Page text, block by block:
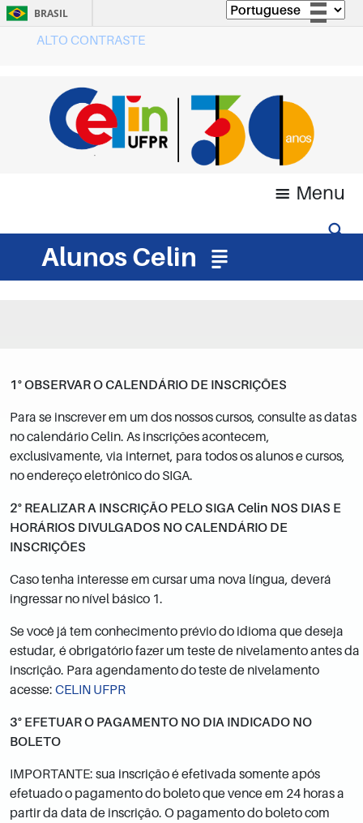
BRASIL
Acesso à informação
Legislação
Canais
ALTO CONTRASTE
Menu
Alunos Celin
1°OBSERVAR O CALENDÁRIO DE INSCRIÇÕES
Para se inscrever em um dos nossos cursos, consulte as datas
no calendário Celin. As inscrições acontecem,
exclusivamente, via internet, para todos os alunos e cursos,
no endereço eletrônico do SIGA.
2° REALIZAR A INSCRIÇÃO PELO SIGA Celin NOS DIAS E
HORÁRIOS DIVULGADOS NO CALENDÁRIO DE
INSCRIÇÕES
Caso tenha interesse em cursar uma nova língua, deverá
ingressar no nível básico 1.
Se você já tem conhecimento prévio do idioma que deseja
estudar, é obrigatório fazer um teste de nivelamento antes da
inscrição. Para agendamento do teste de nivelamento
acesse: CELIN UFPR
3° EFETUAR O PAGAMENTO NO DIA INDICADO NO
BOLETO
IMPORTANTE: sua inscrição é efetivada somente após
efetuado o pagamento do boleto que vence em 24 horas a
partir da data de inscrição. O pagamento do boleto com